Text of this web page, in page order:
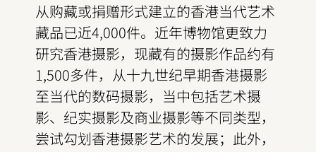
从购藏或捐赠形式建立的香港当代艺术
藏品已近4,000件。近年博物馆更致力
研究香港摄影，现藏有的摄影作品约有
1,500多件，从十九世纪早期香港摄影
至当代的数码摄影，当中包括艺术摄
影、纪实摄影及商业摄影等不同类型，
尝试勾划香港摄影艺术的发展；此外，